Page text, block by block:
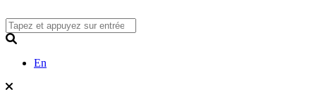
to
content
En